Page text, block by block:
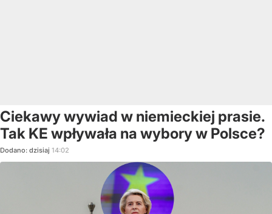
Ciekawy wywiad w niemieckiej prasie.
Tak KE wpływała na wybory w Polsce?
Dodano: dzisiaj 14:02